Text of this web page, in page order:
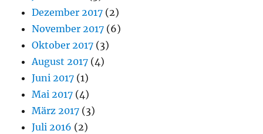
Dezember 2017 (2)
November 2017 (6)
Oktober 2017 (3)
August 2017 (4)
Juni 2017 (1)
Mai 2017 (4)
März 2017 (3)
Juli 2016 (2)